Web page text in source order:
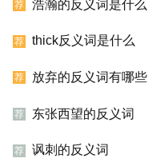
荐 浩瀚的反义词是什么
荐 thick反义词是什么
荐 放弃的反义词有哪些
荐 东张西望的反义词
荐 讽刺的反义词